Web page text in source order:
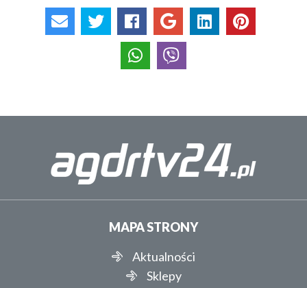
MAPA STRONY
Aktualności
Sklepy